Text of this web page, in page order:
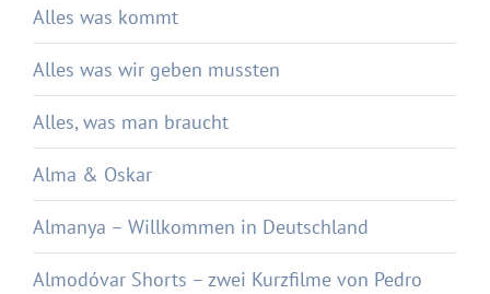
Alles was kommt
Alles was wir geben mussten
Alles, was man braucht
Alma & Oskar
Almanya – Willkommen in Deutschland
Almodóvar Shorts – zwei Kurzfilme von Pedro